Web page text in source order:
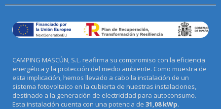
CAMPING MASCÚN, S.L. reafirma su compromiso con la eficiencia
energética y la protección del medio ambiente. Como muestra de
esta implicación, hemos llevado a cabo la instalación de un
sistema fotovoltaico en la cubierta de nuestras instalaciones,
destinado a la generación de electricidad para autoconsumo.
Esta instalación cuenta con una potencia de 31,08 kWp.